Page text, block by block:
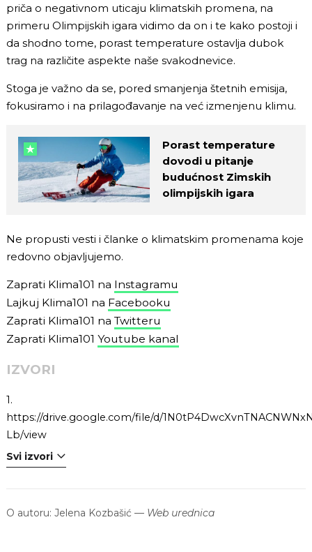
priča o negativnom uticaju klimatskih promena, na
primeru Olimpijskih igara vidimo da on i te kako postoji i
da shodno tome, porast temperature ostavlja dubok
trag na različite aspekte naše svakodnevice.
Stoga je važno da se, pored smanjenja štetnih emisija,
fokusiramo i na prilagođavanje na već izmenjenu klimu.
Porast temperature
dovodi u pitanje
budućnost Zimskih
olimpijskih igara
Ne propusti vesti i članke o klimatskim promenama koje
redovno objavljujemo.
Zaprati Klima101 na Instagramu
Lajkuj Klima101 na Facebooku
Zaprati Klima101 na Twitteru
Zaprati Klima101 Youtube kanal
IZVORI
1.
https://drive.google.com/file/d/
Lb/view
Svi izvori
O autoru: Jelena Kozbašić — Web urednica